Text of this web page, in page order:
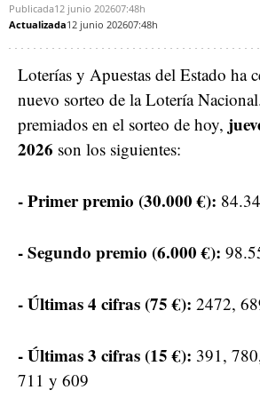
Publicada12 junio 202607:48h
Actualizada12 junio 202607:48h
Loterías y Apuestas del Estado ha
nuevo sorteo de la Lotería
premiados en el sorteo de hoy,
2026 son los siguientes:
- Primer premio (30.000 €):
- Segundo premio (6.000 €):
- Últimas 4 cifras (75 €): 2472,
- Últimas 3 cifras (15 €): 391,
711 y 609